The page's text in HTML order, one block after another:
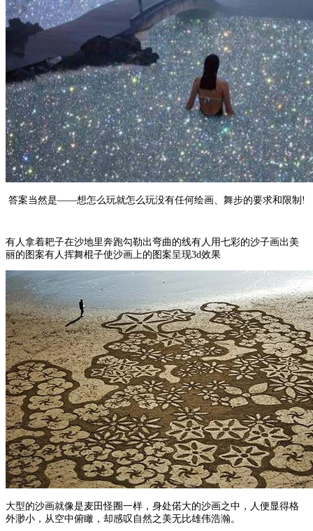
答案当然是——想怎么玩就怎么玩没有任何绘画、舞步的要求和限制!
有人拿着耙子在沙地里奔跑勾勒出弯曲的线有人用七彩的沙子画出美
丽的图案有人挥舞棍子使沙画上的图案呈现3d效果
大型的沙画就像是麦田怪圈一样，身处偌大的沙画之中，人便显得格
外渺小，从空中俯瞰，却感叹自然之美无比雄伟浩瀚。